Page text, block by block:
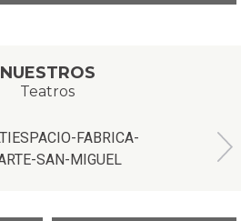
NUESTROS
Teatros